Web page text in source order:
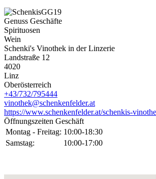
Genuss Geschäfte
Spirituosen
Wein
Schenki's Vinothek in der Linzerie
Landstraße 12
4020
Linz
Oberösterreich
+43/732/795444
vinothek@schenkenfelder.at
https://www.schenkenfelder.at/schenkis-
Öffnungszeiten Geschäft
Montag - Freitag: 10:00-18:30
Samstag:
10:00-17:00